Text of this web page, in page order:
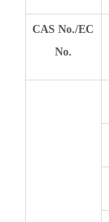
CAS No./EC
No.